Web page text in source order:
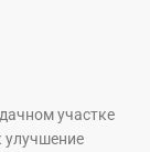
участке
улучшение